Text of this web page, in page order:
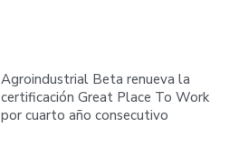
Agroindustrial Beta renueva la
certificación Great Place To Work
por cuarto año consecutivo